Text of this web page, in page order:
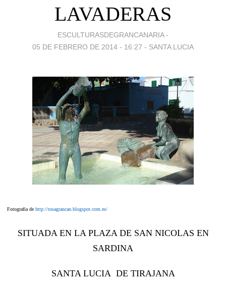
LAVADERAS
ESCULTURASDEGRANCANARIA -
05 DE FEBRERO DE 2014 - 16:27 - SANTA LUCIA
Fotografia de http://rosagrancan.blogspot.com.es/
SITUADA EN LA PLAZA DE SAN NICOLAS EN
SARDINA
SANTA LUCIA DE TIRAJANA